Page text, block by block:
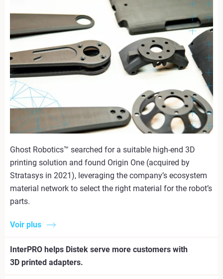
Ghost Robotics™ searched for a suitable high-end 3D
printing solution and found Origin One (acquired by
Stratasys in 2021), leveraging the company’s ecosystem
material network to select the right material for the robot’s
parts.
Voir plus
InterPRO helps Distek serve more customers with
3D printed adapters.